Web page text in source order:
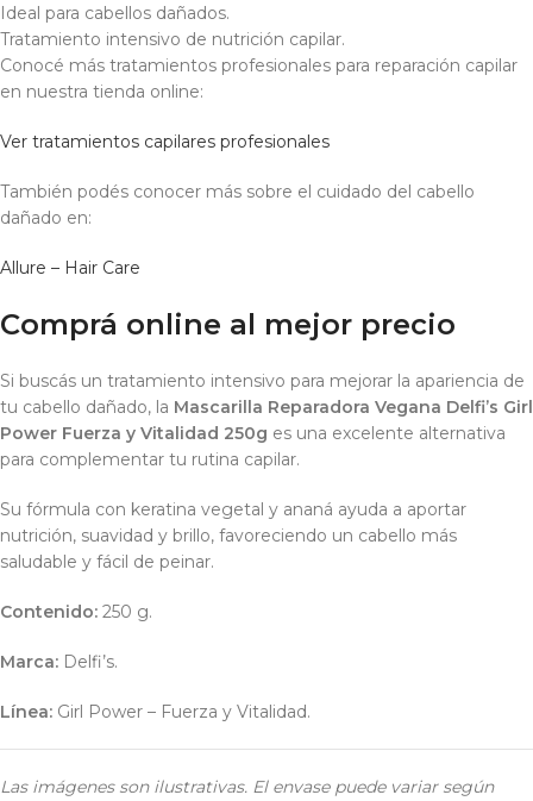
Ideal para cabellos dañados.
Tratamiento intensivo de nutrición capilar.
Conocé más tratamientos profesionales para reparación capilar
en nuestra tienda online:
Ver tratamientos capilares profesionales
También podés conocer más sobre el cuidado del cabello
dañado en:
Allure – Hair Care
Comprá online al mejor precio
Si buscás un tratamiento intensivo para mejorar la apariencia de
tu cabello dañado, la Mascarilla Reparadora Vegana Delfi’s Girl
Power Fuerza y Vitalidad 250g es una excelente alternativa
para complementar tu rutina capilar.
Su fórmula con keratina vegetal y ananá ayuda a aportar
nutrición, suavidad y brillo, favoreciendo un cabello más
saludable y fácil de peinar.
Contenido: 250 g.
Marca: Delfi’s.
Línea: Girl Power – Fuerza y Vitalidad.
Las imágenes son ilustrativas. El envase puede variar según